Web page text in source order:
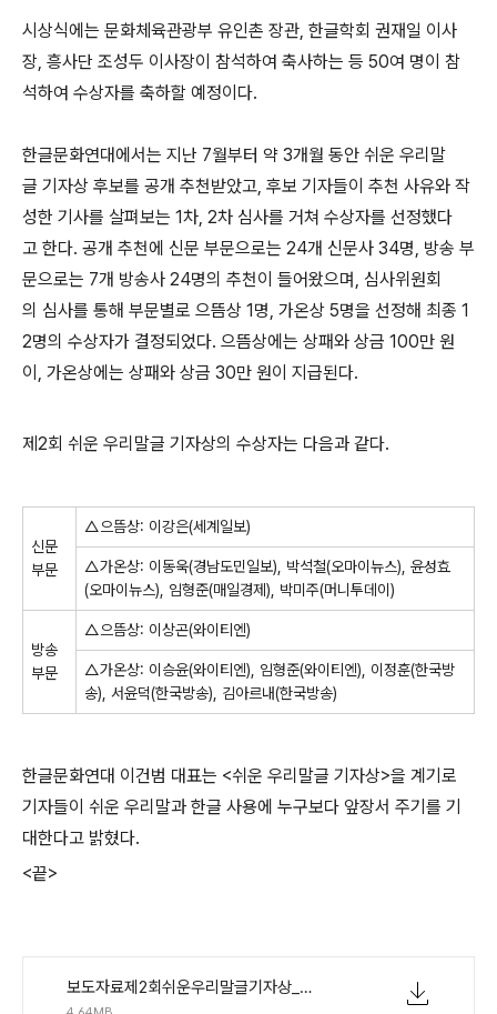
시상식에는 문화체육관광부 유인촌 장관, 한글학회 권재일 이사
장, 흥사단 조성두 이사장이 참석하여 축사하는 등 50여 명이 참
석하여 수상자를 축하할 예정이다.
한글문화연대에서는 지난 7월부터 약 3개월 동안 쉬운 우리말
글 기자상 후보를 공개 추천받았고, 후보 기자들이 추천 사유와 작
성한 기사를 살펴보는 1차, 2차 심사를 거쳐 수상자를 선정했다
고 한다. 공개 추천에 신문 부문으로는 24개 신문사 34명, 방송 부
문으로는 7개 방송사 24명의 추천이 들어왔으며, 심사위원회
의 심사를 통해 부문별로 으뜸상 1명, 가온상 5명을 선정해 최종 1
2명의 수상자가 결정되었다. 으뜸상에는 상패와 상금 100만 원
이, 가온상에는 상패와 상금 30만 원이 지급된다.
제2회 쉬운 우리말글 기자상의 수상자는 다음과 같다.
신문
부문
△으뜸상: 이강은(세계일보)
△가온상: 이동욱(경남도민일보), 박석철(오마이뉴스), 윤성효
(오마이뉴스), 임형준(매일경제), 박미주(머니투데이 )
방송
부문
△으뜸상: 이상곤(와이티엔)
△가온상: 이승윤(와이티엔), 임형준(와이티엔), 이정훈(한국방
송), 서윤덕(한국방송), 김아르내(한국방송)
한글문화연대 이건범 대표는 <쉬운 우리말글 기자상>을 계기로
기자들이 쉬운 우리말과 한글 사용에 누구보다 앞장서 주기를 기
대한다고 밝혔다.
<끝>
보도자료제2회쉬운우리말글기자상_한글문화연대.hwp